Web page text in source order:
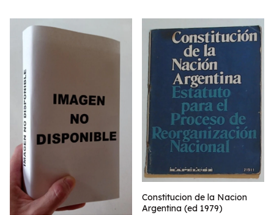
Constitucion de la Nacion
Argentina (ed 1979)